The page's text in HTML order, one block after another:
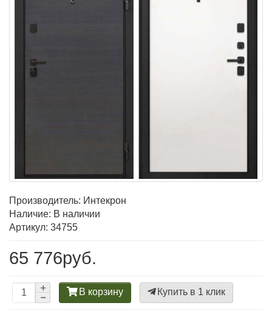
Производитель: Интекрон
Наличие: В наличии
Артикул: 34755
65 776руб.
В корзину Купить в 1 клик